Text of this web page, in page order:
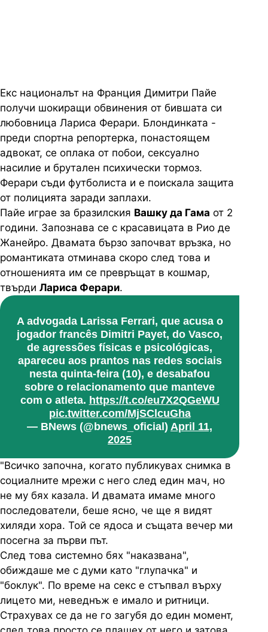
Екс националът на Франция Димитри Пайе
получи шокиращи обвинения от бившата си
любовница Лариса Ферари. Блондинката -
преди спортна репортерка, понастоящем
адвокат, се оплака от побои, сексуално
насилие и брутален психически тормоз.
Ферари съди футболиста и е поискала защита
от полицията заради заплахи.
Пайе играе за бразилския Вашку да Гама от 2
години. Запознава се с красавицата в Рио де
Жанейро. Двамата бързо започват връзка, но
романтиката отминава скоро след това и
отношенията им се превръщат в кошмар,
твърди Лариса Ферари.
A advogada Larissa Ferrari, que acusa o
jogador francês Dimitri Payet, do Vasco,
de agressões físicas e psicológicas,
apareceu aos prantos nas redes sociais
nesta quinta-feira (10), e desabafou
sobre o relacionamento que manteve
com o atleta. https://t.co/eu7X2QGeWU
pic.twitter.com/MjSClcuGha
— BNews (@bnews_oficial) April 11,
2025
"Всичко започна, когато публикувах снимка в
социалните мрежи с него след един мач, но
не му бях казала. И двамата имаме много
последователи, беше ясно, че ще я видят
хиляди хора. Той се ядоса и същата вечер ми
посегна за първи път.
След това системно бях "наказвана",
обиждаше ме с думи като "глупачка" и
"боклук". По време на секс е стъпвал върху
лицето ми, неведнъж е имало и ритници.
Страхувах се да не го загубя до един момент,